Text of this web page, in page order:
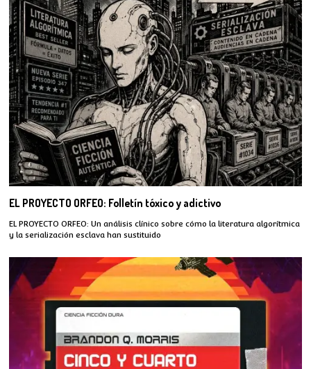
EL PROYECTO ORFEO: Folletín tóxico y adictivo
EL PROYECTO ORFEO: Un análisis clínico sobre cómo la literatura algorítmica
y la serialización esclava han sustituido